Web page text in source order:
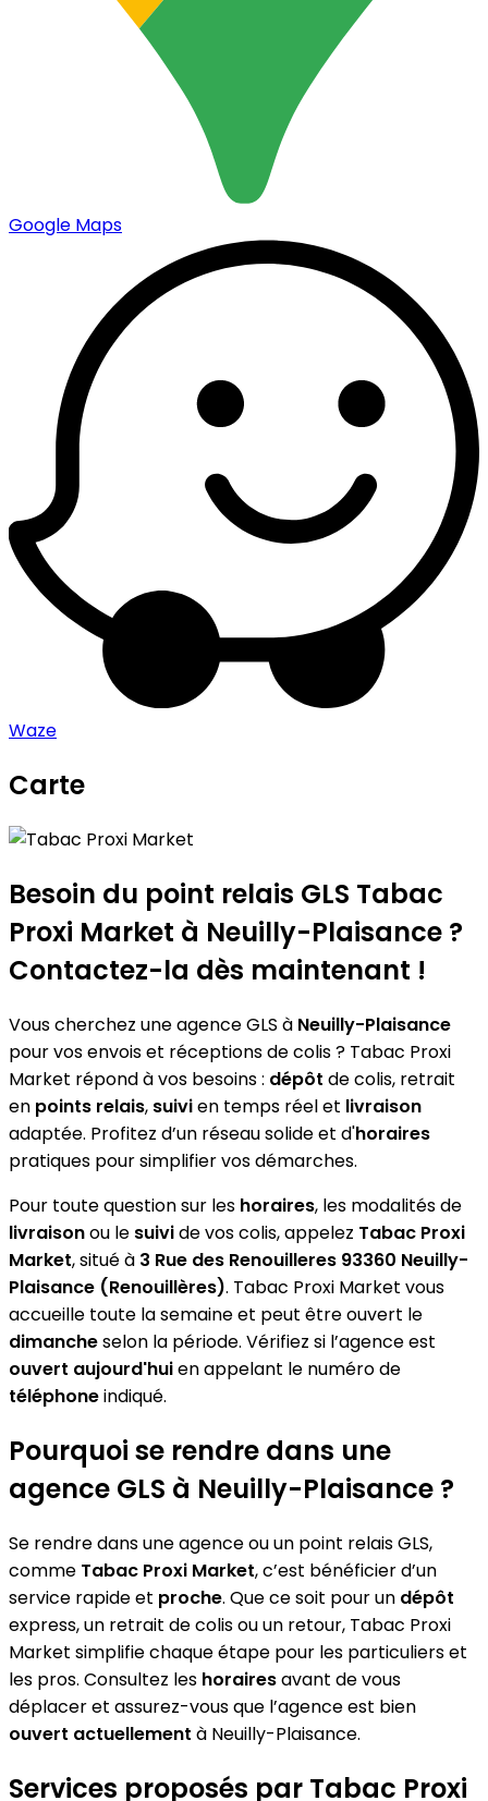
Google Maps
Waze
Carte
Tabac Proxi Market
+
−
Besoin du point relais GLS Tabac
Proxi Market à Neuilly-Plaisance ?
Contactez-la dès maintenant !
Vous cherchez une agence GLS à Neuilly-Plaisance
pour vos envois et réceptions de colis ? Tabac Proxi
Market répond à vos besoins : dépôt de colis, retrait
en points relais, suivien temps réel et livraison
adaptée. Profitez d’un réseau solide et d'horaires
pratiques pour simplifier vos démarches.
Pour toute question sur les horaires, les modalités de
livraisonou le suivide vos colis, appelez Tabac Proxi
Market, situé à 3 Rue des Renouilleres 93360 Neuilly-
Plaisance (Renouillères). Tabac Proxi Market vous
accueille toute la semaine et peut être ouvert le
dimancheselon la période. Vérifiez si l’agence est
ouvert aujourd'huien appelant le numéro de
téléphoneindiqué.
Pourquoi se rendre dans une
agence GLS à Neuilly-Plaisance ?
Se rendre dans une agence ou un point relais GLS,
comme Tabac Proxi Market, c’est bénéficier d’un
service rapide et proche. Que ce soit pour un dépôt
express, un retrait de colis ou un retour, Tabac Proxi
Market simplifie chaque étape pour les particuliers et
les pros. Consultez les horairesavant de vous
déplacer et assurez-vous que l’agence est bien
ouvert actuellement à Neuilly-Plaisance.
Services proposés par Tabac Proxi